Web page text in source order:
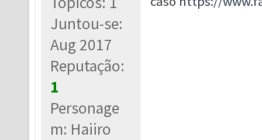
Juntou-se:
Aug 2017
Reputação:
1
Personage
m: Haiiro